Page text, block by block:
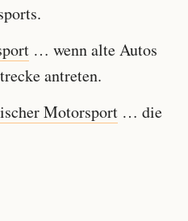
… wenn alte Autos
antreten.
Motorsport… die